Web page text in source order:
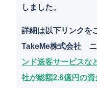
しました。
詳細は以下リンクを
TakeMe株式会社 ニ
ンド送客サービスな
社が総額2.6億円の